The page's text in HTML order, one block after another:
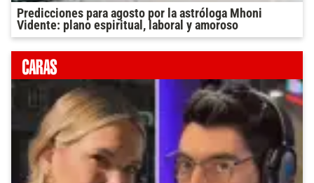
Predicciones para agosto por la astróloga Mhoni
Vidente: plano espiritual, laboral y amoroso